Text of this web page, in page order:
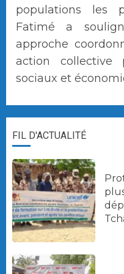
populations les
Fatimé a
approche
action collective
sociaux et
FIL D'ACTUALITÉ